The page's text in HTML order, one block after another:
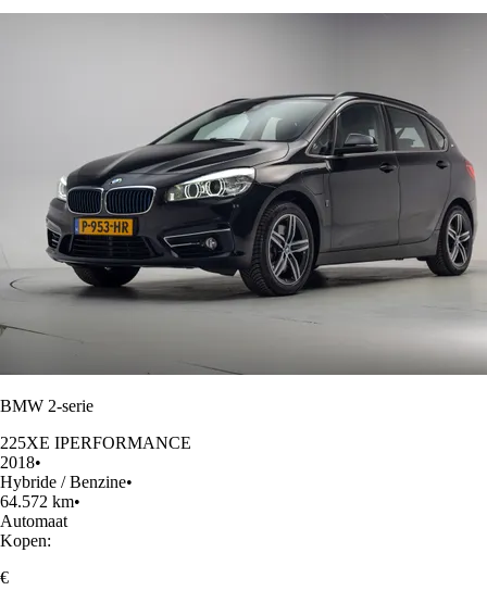
BMW 2-serie
225XE IPERFORMANCE
2018•
Hybride / Benzine•
64.572 km•
Automaat
Kopen:
€